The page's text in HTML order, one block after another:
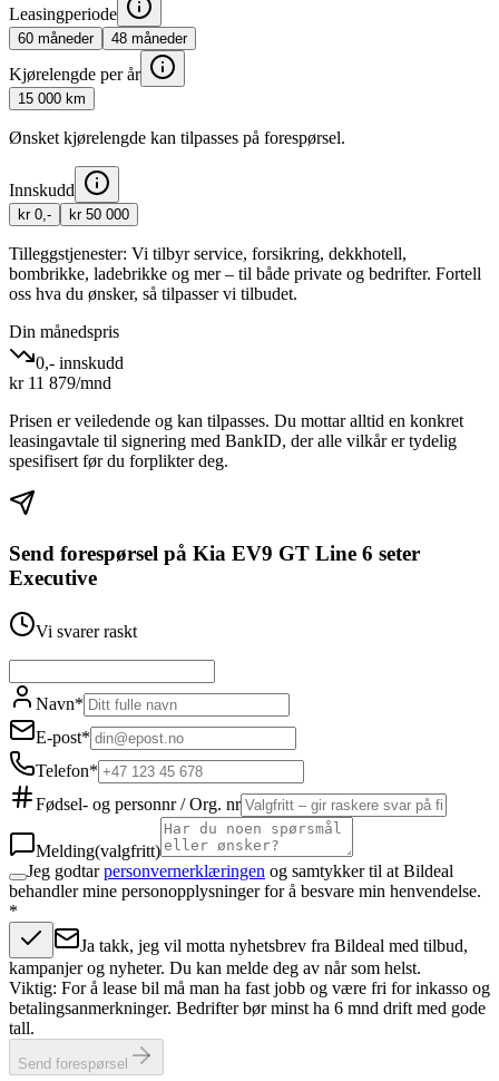
Leasingperiode
60 måneder 48 måneder
Kjørelengde per år
15 000 km
Ønsket kjørelengde kan tilpasses på forespørsel.
Innskudd
kr 0,- kr 50 000
Tilleggstjenester: Vi tilbyr service, forsikring, dekkhotell,
bombrikke, ladebrikke og mer – til både private og bedrifter. Fortell
oss hva du ønsker, så tilpasser vi tilbudet.
Din månedspris
0,- innskudd
kr 11 879/mnd
Prisen er veiledende og kan tilpasses. Du mottar alltid en konkret
leasingavtale til signering med BankID, der alle vilkår er tydelig
spesifisert før du forplikter deg.
Send forespørsel på Kia EV9 GT Line 6 seter
Executive
Vi svarer raskt
Navn*
E-post*
Telefon*
Fødsel- og personnr / Org. nr
Melding(valgfritt)
Jeg godtar personvernerklæringen og samtykker til at Bildeal
behandler mine personopplysninger for å besvare min henvendelse.
*
Ja takk, jeg vil motta nyhetsbrev fra Bildeal med tilbud,
kampanjer og nyheter. Du kan melde deg av når som helst.
Viktig: For å lease bil må man ha fast jobb og være fri for inkasso og
betalingsanmerkninger. Bedrifter bør minst ha 6 mnd drift med gode
tall.
Send forespørsel